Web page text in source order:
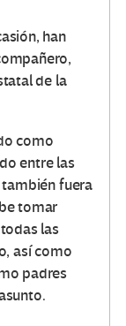
han
de la
como
entre las
fuera
tomar
las
así como
padres